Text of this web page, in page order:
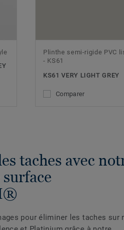
Plinthe semi-rigide PVC
- KS61
KS61 VERY LIGHT GREY
Comparer
taches avec
pour éliminer les taches sur